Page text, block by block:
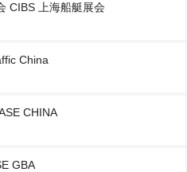
CIBS 上海船艇展会
China
CHINA
GBA